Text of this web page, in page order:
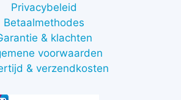
Privacybeleid
Betaalmethodes
& klachten
voorwaarden
& verzendkosten